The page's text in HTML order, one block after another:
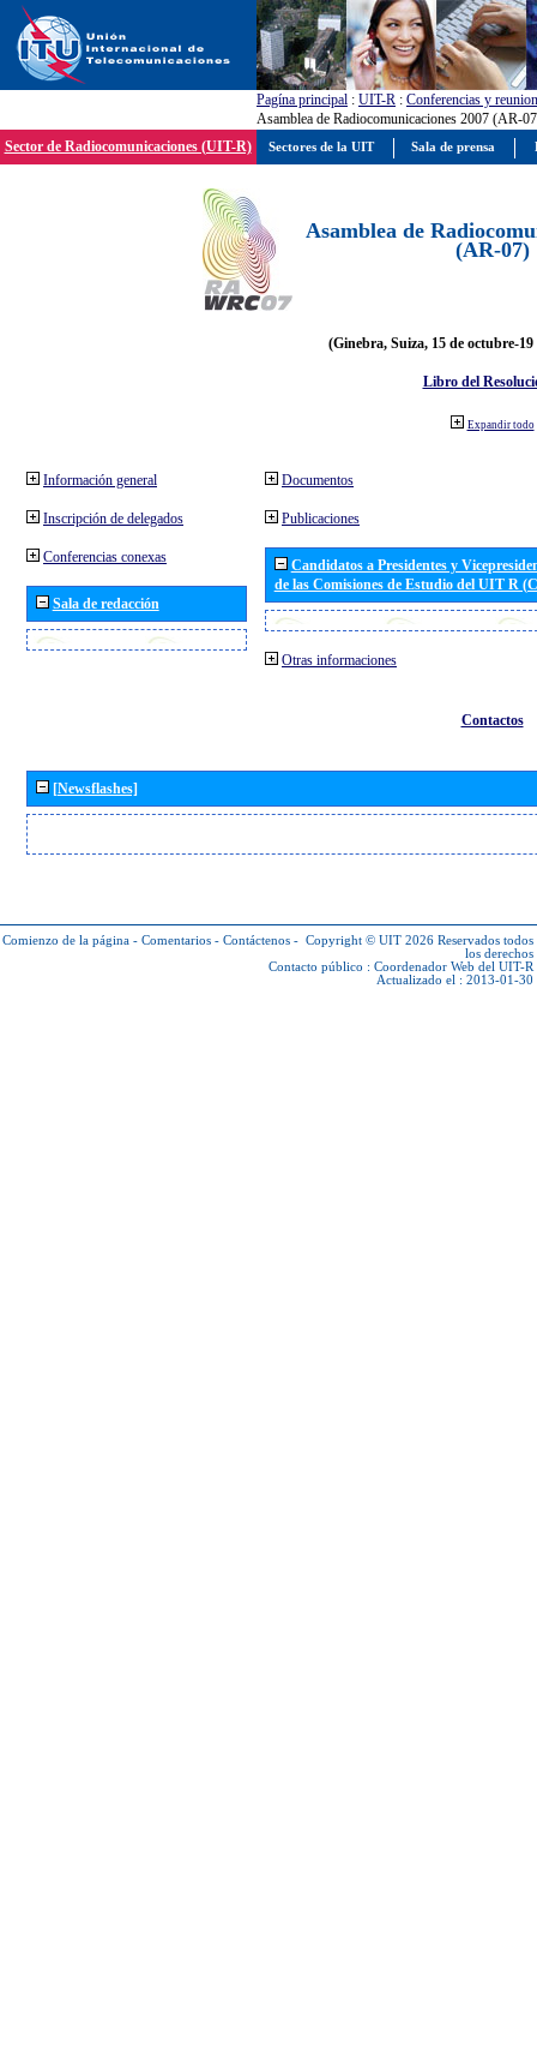
Pagína principal : UIT-R : Conferencias y
Asamblea de Radiocomunicaciones 2007 (AR-
Sector de Radiocomunicaciones (UIT-R)
Asamblea de
(AR-07)
(Ginebra, Suiza, 15 de octubre-19
Libro del
Expandir todo
Información general
Inscripción de delegados
Conferencias conexas
Sala de redacción
Documentos
Publicaciones
Candidatos a Presidentes y
de las Comisiones de Estudio del UIT R
Otras informaciones
Contactos
[Newsflashes]
Comienzo de la página - Comentarios - Contáctenos - Copyright © UIT 2026 Reservados todos
los derechos
Contacto público : Coordenador Web del UIT-R
Actualizado el : 2013-01-30
Sectores de la UIT Sala de prensa